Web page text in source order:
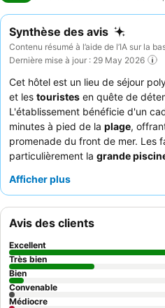
Synthèse des avis
Contenu résumé à l’aide de l’IA sur la
Dernière mise à jour : 29 May 2026
Cet hôtel est un lieu de séjour
et les touristes en quête de
L'établissement bénéficie d'un
minutes à pied de la plage,
promenade du front de mer. Les
particulièrement la grande
sport bien équipée et du local à
amical et attentionné, ainsi que les
de grande qualité, en particulier
avec des omelettes préparées à
expérience plus calme, pensez à
éloignée des éventuels bruits de
Afficher plus
Avis des clients
Excellent
Très bien
Bien
Convenable
Médiocre